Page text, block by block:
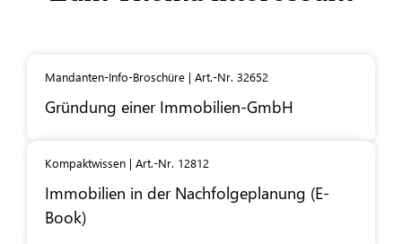
Mandanten-Info-Broschüre | Art.-Nr. 32652
Gründung einer Immobilien-GmbH
Kompaktwissen | Art.-Nr. 12812
Immobilien in der Nachfolgeplanung (E-
Book)